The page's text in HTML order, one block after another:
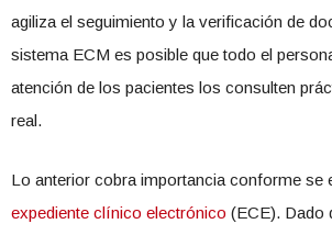
agiliza el seguimiento y la verificación de
sistema ECM es posible que todo el
atención de los pacientes los consulten
real.
Lo anterior cobra importancia conforme se
expediente clínico electrónico (ECE). Dado